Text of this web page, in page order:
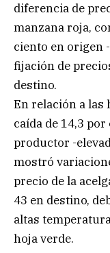
diferencia de
manzana roja,
ciento en origen
fijación de
destino.
En relación a las
caída de 14,3
productor -
mostró
precio de la
43 en destino,
altas
hoja verde.